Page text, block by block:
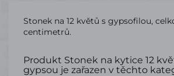
Stonek na 12 květů s gypsofilou,
centimetrů.
Produkt Stonek na kytice 12
gypsou je zařazen v těchto